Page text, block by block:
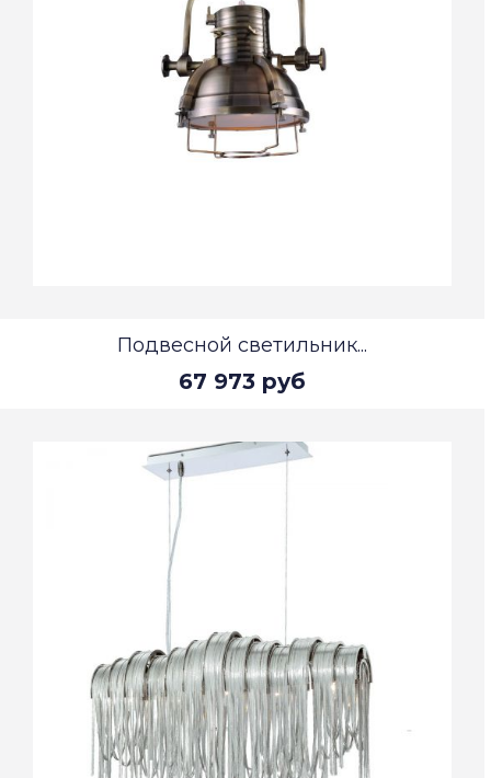
Подвесной светильник...
67 973 руб